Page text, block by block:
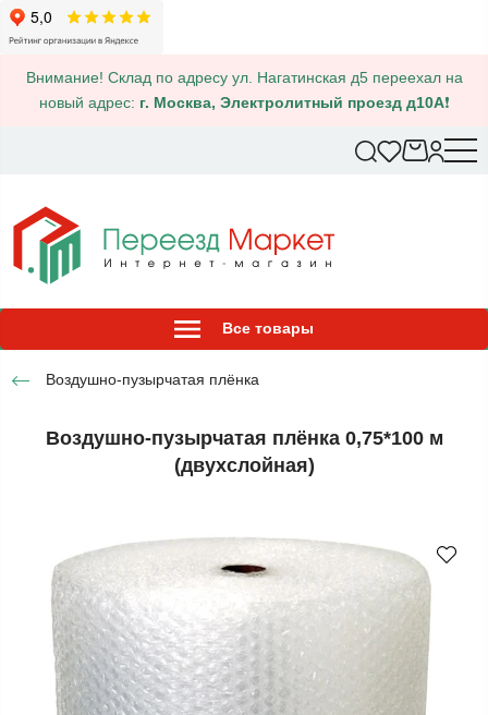
Внимание! Склад по адресу ул. Нагатинская д5 переехал на
новый адрес: г. Москва, Электролитный проезд д10А❗
Все товары
Воздушно-пузырчатая плёнка
Воздушно-пузырчатая плёнка 0,75*100 м
(двухслойная)